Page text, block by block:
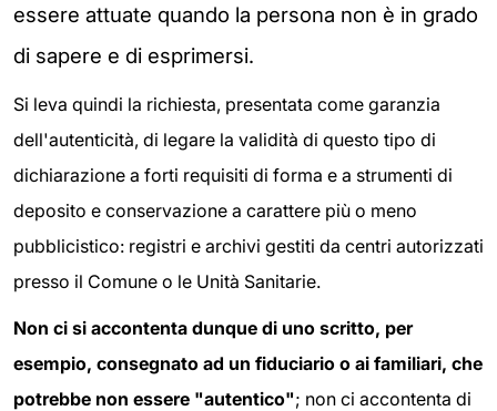
essere attuate quando la persona non è in grado
di sapere e di esprimersi.
Si leva quindi la richiesta, presentata come garanzia
dell'autenticità, di legare la validità di questo tipo di
dichiarazione a forti requisiti di forma e a strumenti di
deposito e conservazione a carattere più o meno
pubblicistico: registri e archivi gestiti da centri autorizzati
presso il Comune o le Unità Sanitarie.
Non ci si accontenta dunque di uno scritto, per
esempio, consegnato ad un fiduciario o ai familiari, che
potrebbe non essere "autentico"; non ci accontenta di